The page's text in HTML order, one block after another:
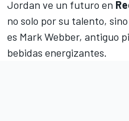
Jordan ve un futuro en
no solo por su talento,
es Mark Webber, antiguo
bebidas energizantes.